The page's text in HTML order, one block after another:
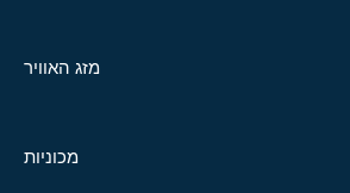
מזג האוויר
מכוניות